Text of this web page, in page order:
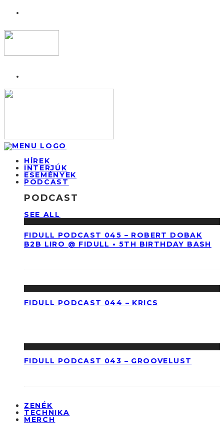
HÍREK
INTERJÚK
ESEMÉNYEK
PODCAST
PODCAST
SEE ALL
FIDULL PODCAST 045 – ROBERT DOBAK
B2B LIRO @ FIDULL • 5TH BIRTHDAY BASH
FIDULL PODCAST 044 – KRICS
FIDULL PODCAST 043 – GROOVELUST
ZENÉK
TECHNIKA
MERCH